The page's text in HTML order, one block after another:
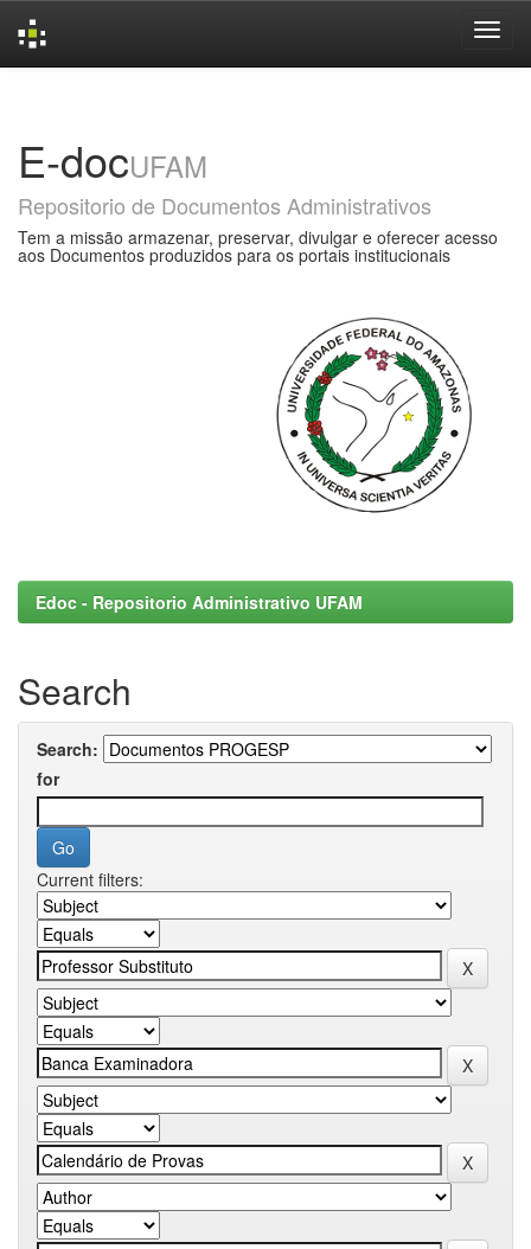
E-docUFAM
Repositorio de Documentos Administrativos
Tem a missão armazenar, preservar, divulgar e oferecer acesso
aos Documentos produzidos para os portais institucionais
Edoc - Repositorio Administrativo UFAM
Search
Search:
for
Current filters: